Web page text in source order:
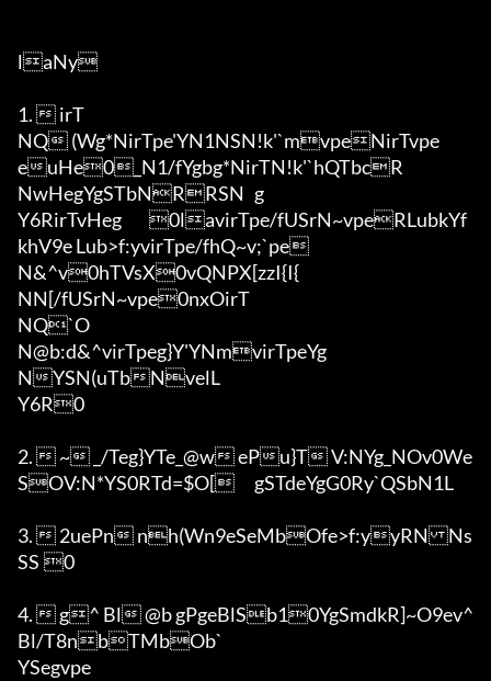
laNy
1.  irT
NQ (Wg*NirTpe'YN1NSN!k'`mvpeNirTvpe
euHe0_N1/fYgbg*NirTN!k'`hQTbcR
NwHegYgSTbNRRSN	g
Y6RirTvHeg	0lavirTpe/fUSrN~vpeRLubkYf
khV9e Lub>f:yvirTpe/fhQ~v;`pe
N&^v0hTVsX0vQNPX[zzI{I{
NN[/fUSrN~vpe0nxOirT
NQ`O
N@b:d&^virTpeg}Y'YNmvirTpeYg
NYSN(uTbNvelL
Y6R0
2.  ~ _/Teg}YTe_@w ePu}T V:NYg_NOv0We
SOV:N*YS0RTd=$O[	gSTdeYgG0Ry`QSbN1L
3.  2uePn nh(Wn9eSeMbOfe>f:yyRNNs
SS	0
4.  g^ Bl @b	gPgeBlSb10YgSmdkR]~O9ev^
Bl/T8nbTMbOb`
YSegvpe